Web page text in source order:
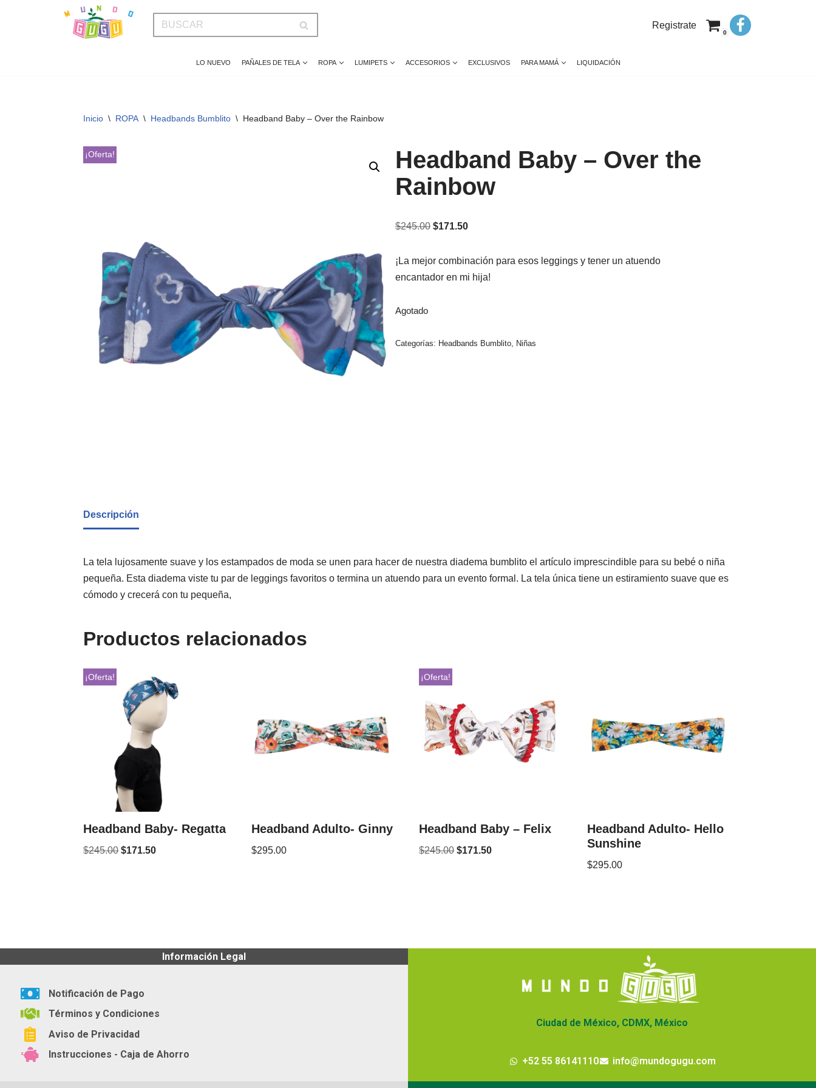
Registrate
0
LO NUEVO PAÑALES DE TELA ROPA LUMIPETS ACCESORIOS EXCLUSIVOS PARA MAMÁ LIQUIDACIÓN
Inicio \ ROPA \ Headbands Bumblito \ Headband Baby – Over the Rainbow
¡Oferta!
Headband Baby – Over the
Rainbow
$245.00 $171.50
¡La mejor combinación para esos leggings y tener un atuendo
encantador en mi hija!
Agotado
Categorías: Headbands Bumblito, Niñas
Descripción
La tela lujosamente suave y los estampados de moda se unen para hacer de nuestra diadema bumblito el artículo imprescindible para su bebé o niña
pequeña. Esta diadema viste tu par de leggings favoritos o termina un atuendo para un evento formal. La tela única tiene un estiramiento suave que es
cómodo y crecerá con tu pequeña,
Productos relacionados
¡Oferta!
Headband Baby- Regatta
$245.00 $171.50
Headband Adulto- Ginny
$295.00
¡Oferta!
Headband Baby – Felix
$245.00 $171.50
Headband Adulto- Hello
Sunshine
$295.00
Información Legal
Notificación de Pago
Términos y Condiciones
Aviso de Privacidad
Instrucciones - Caja de Ahorro
Ciudad de México, CDMX, México
+52 55 86141110 info@mundogugu.com